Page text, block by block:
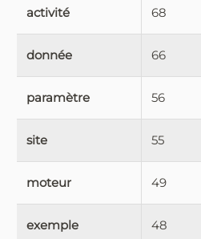
activité 68
donnée 66
paramètre 56
site 55
moteur 49
exemple 48